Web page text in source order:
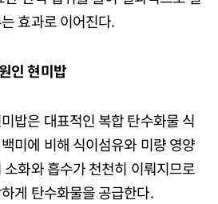
효과로 이어진다.
인 현미밥
밥은 대표적인 복합 탄수화물 식
미에 비해 식이섬유와 미량 영양
화와 흡수가 천천히 이뤄지므로
게 탄수화물을 공급한다.